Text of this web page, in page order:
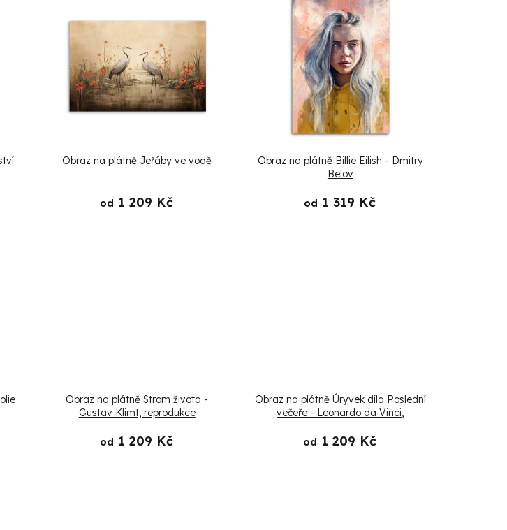
Obraz na plátně Jeřáby ve vodě
od 1 209 Kč
Obraz na plátně Billie Eilish - Dmitry
Belov
od 1 319 Kč
Obraz na plátně Strom života -
Gustav Klimt, reprodukce
od 1 209 Kč
Obraz na plátně Úryvek díla Poslední
večeře - Leonardo da Vinci,
od 1 209 Kč